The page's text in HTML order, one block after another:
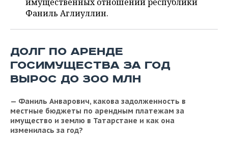
Фаниль Аглиуллин.
ДОЛГ ПО АРЕНДЕ
ГОСИМУЩЕСТВА ЗА ГОД
ВЫРОС ДО 300 МЛН
— Фаниль Анварович, какова задолженность в
местные бюджеты по арендным платежам за
имущество и землю в Татарстане и как она
изменилась за год?